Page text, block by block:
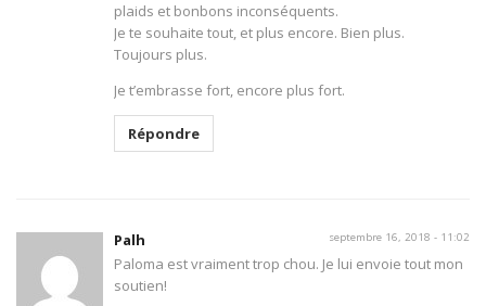
plaids et bonbons inconséquents.
Je te souhaite tout, et plus encore. Bien plus.
Toujours plus.
Je t’embrasse fort, encore plus fort.
Répondre
Palh septembre 16, 2018 - 11:02
Paloma est vraiment trop chou. Je lui envoie tout mon
soutien!